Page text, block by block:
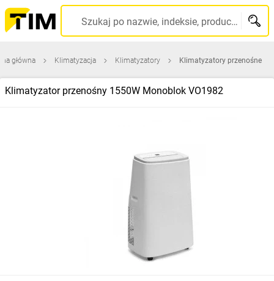
Szukaj po nazwie, indeksie, producencie, kodzie kreskowym...
główna Klimatyzacja Klimatyzatory Klimatyzatory przenośne
Klimatyzator przenośny 1550W Monoblok VO1982